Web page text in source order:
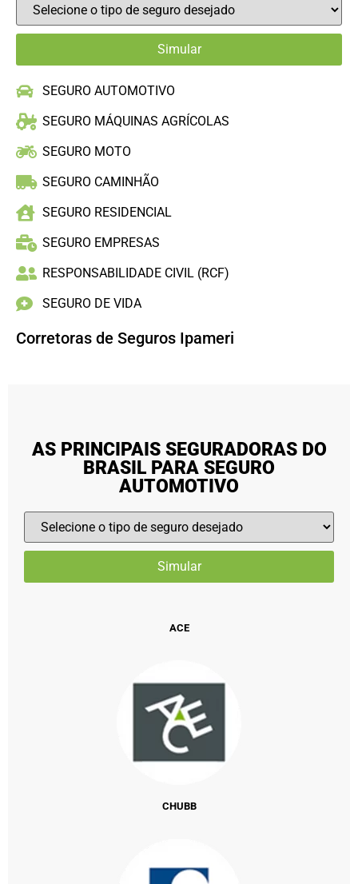
SEGURO AUTOMOTIVO
SEGURO MÁQUINAS AGRÍCOLAS
SEGURO MOTO
SEGURO CAMINHÃO
SEGURO RESIDENCIAL
SEGURO EMPRESAS
RESPONSABILIDADE CIVIL (RCF)
SEGURO DE VIDA
Corretoras de Seguros Ipameri
AS PRINCIPAIS SEGURADORAS DO
BRASIL PARA SEGURO
AUTOMOTIVO
ACE
CHUBB